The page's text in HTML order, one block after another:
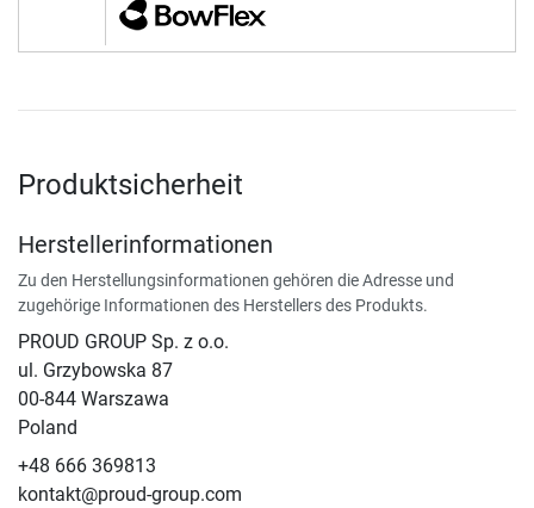
Produktsicherheit
Herstellerinformationen
Zu den Herstellungsinformationen gehören die Adresse und
zugehörige Informationen des Herstellers des Produkts.
PROUD GROUP Sp. z o.o.
ul. Grzybowska 87
00-844 Warszawa
Poland
+48 666 369813
kontakt@proud-group.com